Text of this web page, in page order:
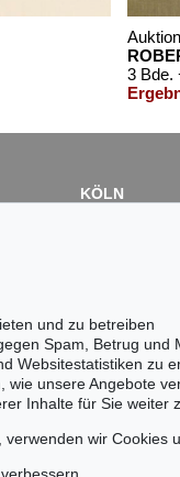
- Lot 1902
MUSIL
€ 226
KÖLN
und zu betreiben
Spam, Betrug und
Websitestatistiken zu
wie unsere Angebote
Inhalte für Sie weiter
verwenden wir Cookies